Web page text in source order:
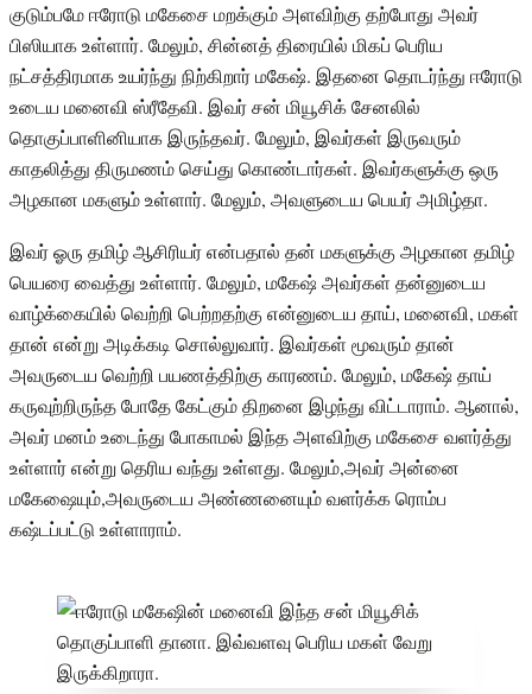
குடும்பமே ஈரோடு மகேசை மறக்கும் அளவிற்கு தற்போது அவர்
பிஸியாக உள்ளார். மேலும், சின்னத் திரையில் மிகப் பெரிய
நட்சத்திரமாக உயர்ந்து நிற்கிறார் மகேஷ். இதனை தொடர்ந்து ஈரோடு
உடைய மனைவி ஸ்ரீதேவி. இவர் சன் மியூசிக் சேனலில்
தொகுப்பாளினியாக இருந்தவர். மேலும், இவர்கள் இருவரும்
காதலித்து திருமணம் செய்து கொண்டார்கள். இவர்களுக்கு ஒரு
அழகான மகளும் உள்ளார். மேலும், அவளுடைய பெயர் அமிழ்தா.
இவர் ஓரு தமிழ் ஆசிரியர் என்பதால் தன் மகளுக்கு அழகான தமிழ்
பெயரை வைத்து உள்ளார். மேலும், மகேஷ் அவர்கள் தன்னுடைய
வாழ்க்கையில் வெற்றி பெற்றதற்கு என்னுடைய தாய், மனைவி, மகள்
தான் என்று அடிக்கடி சொல்லுவார். இவர்கள் மூவரும் தான்
அவருடைய வெற்றி பயணத்திற்கு காரணம். மேலும், மகேஷ் தாய்
கருவுற்றிருந்த போதே கேட்கும் திறனை இழந்து விட்டாராம். ஆனால்,
அவர் மனம் உடைந்து போகாமல் இந்த அளவிற்கு மகேசை வளர்த்து
உள்ளார் என்று தெரிய வந்து உள்ளது. மேலும்,அவர் அன்னை
மகேஷையும்,அவருடைய அண்ணனையும் வளர்க்க ரொம்ப
கஷ்டப்பட்டு உள்ளாராம்.